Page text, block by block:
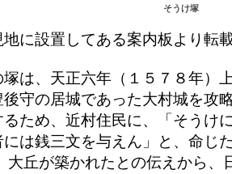
そうけ塚
に設置してある案内板より転
塚は、天正六年（１５７８年）
後守の居城であった大村城を攻
るため、近村住民に、「そうけ
には銭三文を与えん」と、命じ
大丘が築かれたとの伝えから、